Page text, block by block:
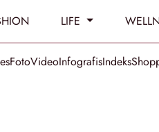
LIFE
FotoVideoInfografisIndeks